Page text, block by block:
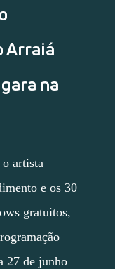
Arraiá
na
o artista
e os 30
gratuitos,
27 de junho